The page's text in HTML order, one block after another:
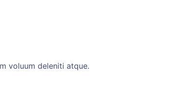
voluum deleniti atque.